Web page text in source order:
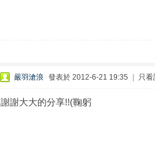
嚴羽滄浪 發表於 2012-6-21 19:35 只看
謝謝大大的分享!!(鞠躬